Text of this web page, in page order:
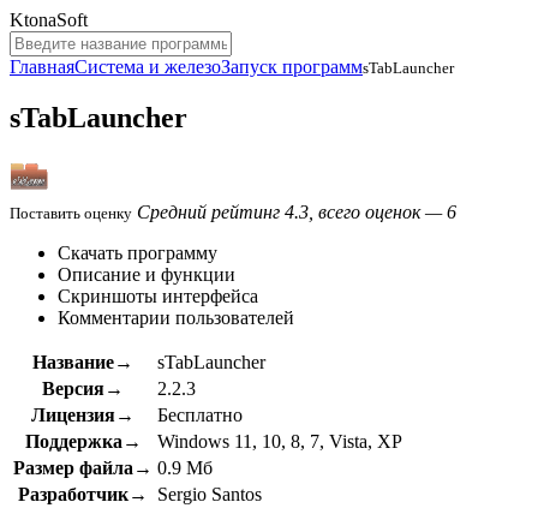
KtonaSoft
ГлавнаяСистема и железоЗапуск программsTabLauncher
sTabLauncher
Поставить оценку Средний рейтинг 4.3, всего оценок — 6
Скачать программу
Описание и функции
Скриншоты интерфейса
Комментарии пользователей
Название→
sTabLauncher
Версия→
2.2.3
Лицензия→
Бесплатно
Поддержка→
Windows 11, 10, 8, 7, Vista, XP
Размер файла→ 0.9 Мб
Разработчик→
Sergio Santos